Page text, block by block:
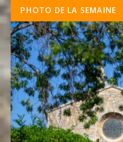
PHOTO DE LA SEMAINE